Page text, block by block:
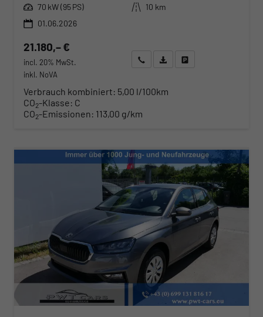
Leistung 70 kW (95 PS) Kilometerstand
10 km
01.06.2026
21.180,– €
incl. 20% MwSt.
inkl. NoVA
Wir rufen Sie anAngebot drucken (PDF)
Verbrauch kombiniert: 5,00 l/100km
CO2-Klasse: C
CO2-Emissionen: 113,00 g/km